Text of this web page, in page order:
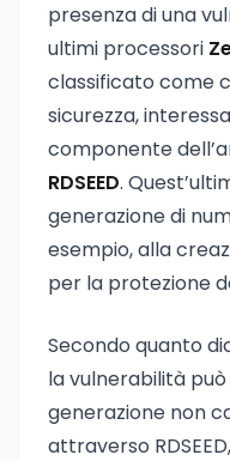
presenza di una
ultimi processori
classificato come
sicurezza,
componente
RDSEED.
generazione di
esempio, alla
per la protezione
Secondo quanto
la vulnerabilità
generazione non
attraverso